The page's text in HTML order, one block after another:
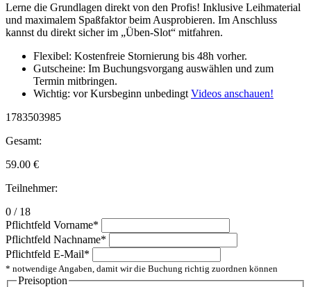
Lerne die Grundlagen direkt von den Profis! Inklusive Leihmaterial
und maximalem Spaßfaktor beim Ausprobieren. Im Anschluss
kannst du direkt sicher im „Üben-Slot“ mitfahren.
Flexibel: Kostenfreie Stornierung bis 48h vorher.
Gutscheine: Im Buchungsvorgang auswählen und zum
Termin mitbringen.
Wichtig: vor Kursbeginn unbedingt Videos anschauen!
1783503985
Gesamt:
59.00 €
Teilnehmer:
0 / 18
Pflichtfeld Vorname*
Pflichtfeld Nachname*
Pflichtfeld E-Mail*
* notwendige Angaben, damit wir die Buchung richtig zuordnen können
Preisoption